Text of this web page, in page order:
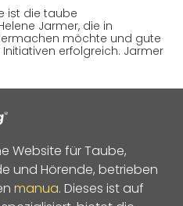
ist die taube
Jarmer, die in
möchte und gute
erfolgreich. Jarmer
Website für Taube,
und Hörende, betrieben
manua. Dieses ist auf